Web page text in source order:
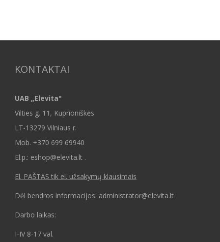
KONTAKTAI
UAB „Elevita"
Vilties g. 11, Kuprioniškės
LT-13279 Vilniaus r.
Mob. +370 699 69940
El.p.: eshop@elevita.lt .
El. PAŠTAS tik el. užsakymų klausimais
Dėl bendros informacijos: administrator@elevita.lt
Darbo laikas:
I-IV 8-17 val.